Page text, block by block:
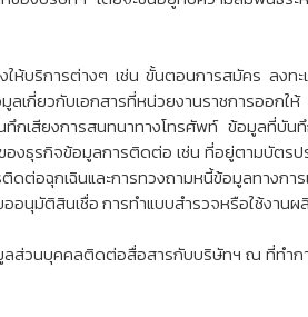
บริการต่างๆ เช่น ขั้นตอนการสมัคร ลงทะ
กี่ยวกับเอกสารที่หน่วยงานราชการออกใ
เสียงการสนทนาทางโทรศัพท์ ข้อมูลที่บัน
งธุรกิจข้อมูลการติดต่อ เช่น ที่อยู่ตามบัตรป
ต่อฉุกเฉินและการทวงถามหนี้ข้อมูลทางกา
นุมัติสินเชื่อ การทำแบบสำรวจหรือใช้งาน
ลส่วนบุคคลติดต่อสื่อสารกับบริษัทฯ ณ ที่ทำ